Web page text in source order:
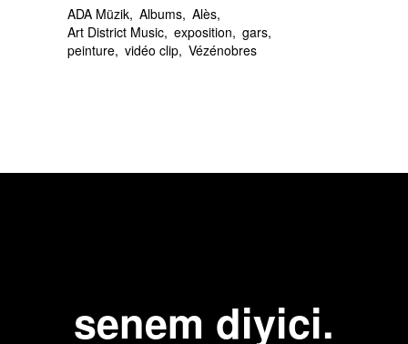
ADA Müzik Albums Alès
Art District Music exposition gars
peinture vidéo clip Vézénobres
senem diyici.